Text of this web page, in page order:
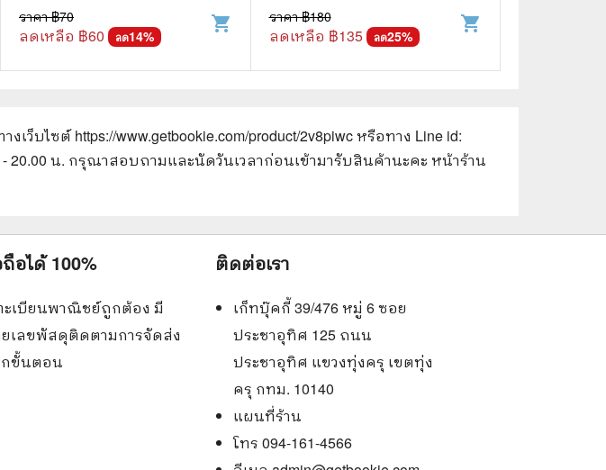
ราคา ฿70
ลดเหลือ ฿60 ลด14%
shopping_cart
ชีวิตประจำวัน - นรินทร์
โอฬารกิจอนันต์
ราคา ฿180
ลดเหลือ ฿135 ลด25%
shopping_cart
งเว็บไซต์ https://www.getbookie.com/product/2v8piwcหรือทาง Line id:
- 20.00 น. กรุณาสอบถามและนัดวันเวลาก่อนเข้ามารับสินค้านะคะ หน้าร้าน
ถือได้ 100%
เบียนพาณิชย์ถูกต้อง มี
เลขพัสดุติดตามการจัดส่ง
ขั้นตอน
ติดต่อเรา
เก็ทบุ๊คกี้ 39/476 หมู่ 6 ซอย
ประชาอุทิศ 125 ถนน
ประชาอุทิศ แขวงทุ่งครุ เขตทุ่ง
ครุ กทม. 10140
แผนที่ร้าน
โทร 094-161-4566